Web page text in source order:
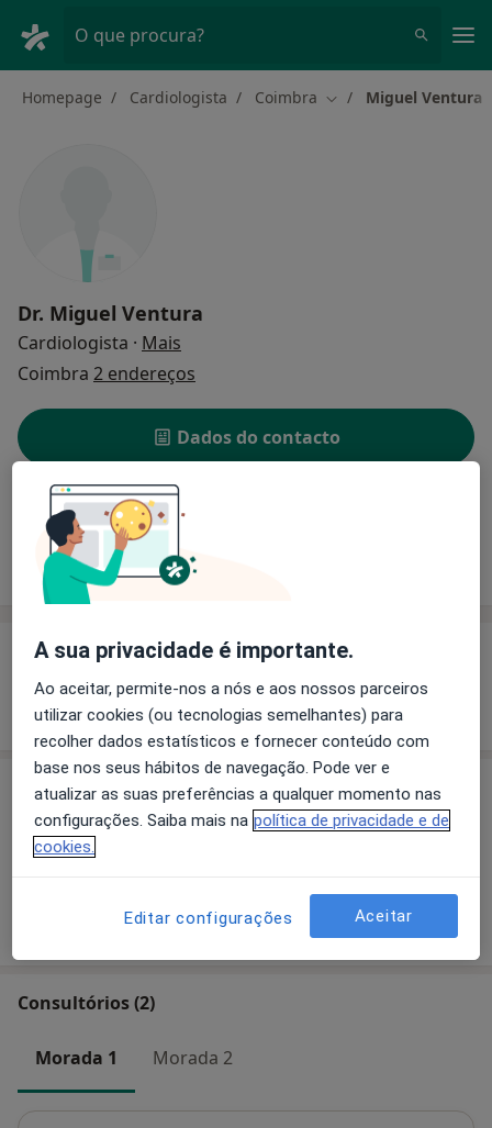
O que procura?
Homepage Cardiologista Coimbra Mudar de cidade
Miguel Ventura
Dr. Miguel Ventura
Cardiologista · Mais
Coimbra 2 endereços
Dados do contacto
Solicite um atendimento
Experiência Preços
Experiência
Mostrar mais detalhes
sobre a experiência
Preços
Sem informação sobre serviços e preços
Este especialista ainda não adicionou nenhuma
informação sobre serviços
Consultórios (2)
Morada 1 Morada 2
A sua privacidade é importante.
Ao aceitar, permite-nos a nós e aos nossos parceiros
utilizar cookies (ou tecnologias semelhantes) para
recolher dados estatísticos e fornecer conteúdo com
base nos seus hábitos de navegação. Pode ver e
atualizar as suas preferências a qualquer momento nas
configurações. Saiba mais na política de privacidade e de
cookies.
Editar configurações Aceitar